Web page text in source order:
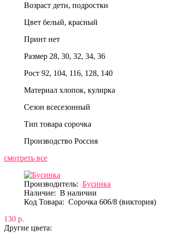
Возраст дети, подростки
Цвет белый, красный
Принт нет
Размер 28, 30, 32, 34, 36
Рост 92, 104, 116, 128, 140
Материал хлопок, кулирка
Сезон всесезонный
Тип товара сорочка
Производство Россия
смотреть все
Производитель: Бусинка
Наличие: В наличии
Код Товара: Сорочка 606/8 (виктория)
130 р.
Другие цвета: